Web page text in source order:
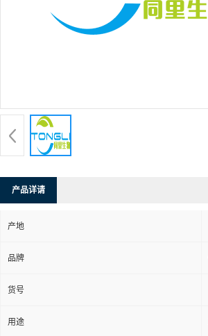
产品详请
产地
品牌
货号
用途